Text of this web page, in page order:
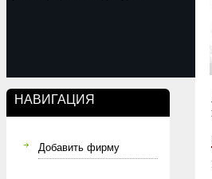
НАВИГАЦИЯ
Добавить фирму